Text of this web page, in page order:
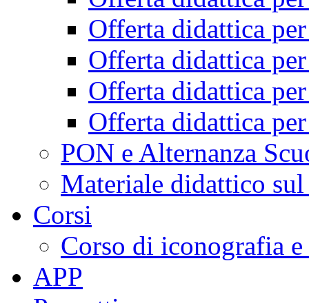
Offerta didattica
Offerta didattica
Offerta didattica
Offerta didattica
PON e Alternanza
Materiale didattico
Corsi
Corso di iconografia
APP